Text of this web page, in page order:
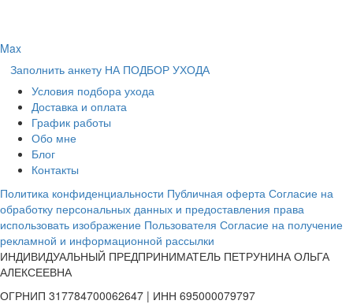
Max
Заполнить анкету НА ПОДБОР УХОДА
Условия подбора ухода
Доставка и оплата
График работы
Обо мне
Блог
Контакты
Политика конфиденциальности Публичная оферта Согласие на
обработку персональных данных и предоставления права
использовать изображение Пользователя Согласие на получение
рекламной и информационной рассылки
ИНДИВИДУАЛЬНЫЙ ПРЕДПРИНИМАТЕЛЬ ПЕТРУНИНА ОЛЬГА
АЛЕКСЕЕВНА
ОГРНИП 317784700062647 | ИНН 695000079797